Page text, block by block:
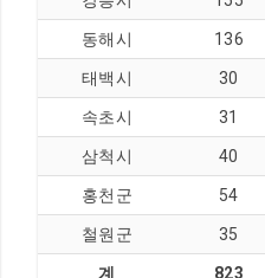
동해시 136
태백시 30
속초시 31
삼척시 40
홍천군 54
철원군 35
계 823